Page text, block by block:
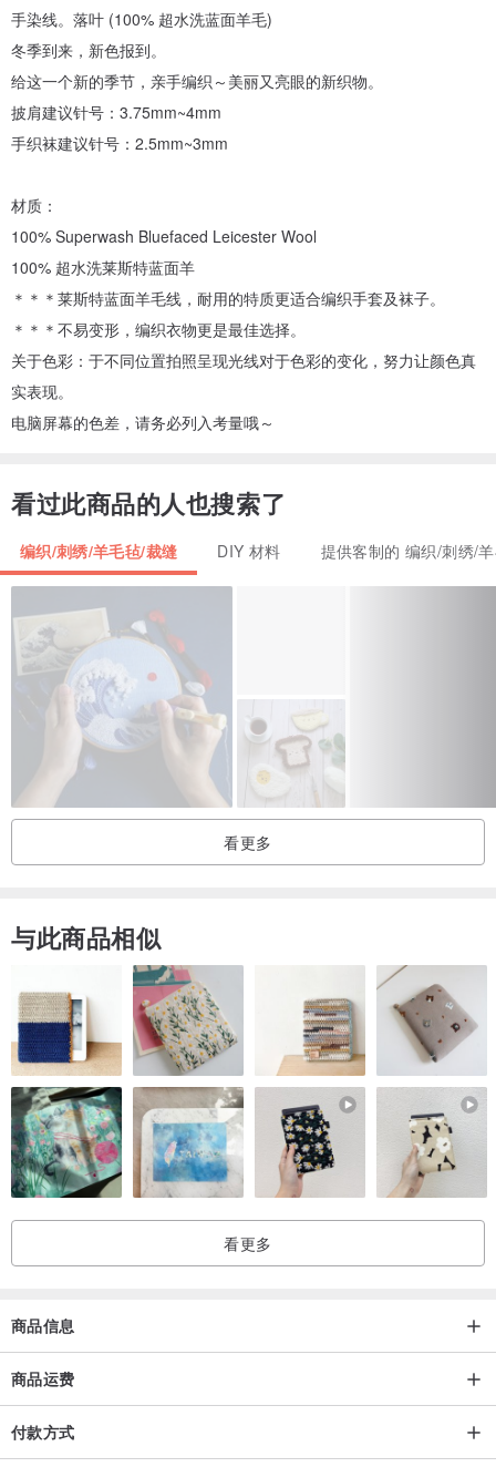
手染线。落叶 (100% 超水洗蓝面羊毛)
冬季到来，新色报到。
给这一个新的季节，亲手编织～美丽又亮眼的新织物。
披肩建议针号：3.75mm~4mm
手织袜建议针号：2.5mm~3mm
材质：
100% Superwash Bluefaced Leicester Wool
100% 超水洗莱斯特蓝面羊
＊＊＊莱斯特蓝面羊毛线，耐用的特质更适合编织手套及袜子。
＊＊＊不易变形，编织衣物更是最佳选择。
关于色彩：于不同位置拍照呈现光线对于色彩的变化，努力让颜色真
实表现。
电脑屏幕的色差，请务必列入考量哦～
看过此商品的人也搜索了
编织/刺绣/羊毛毡/裁缝 DIY 材料 提供客制的 编织/刺绣/
看更多
与此商品相似
看更多
商品信息
商品运费
付款方式